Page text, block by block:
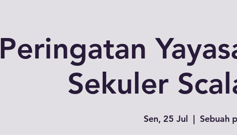
Peringatan
Sekuler
Sen, 25 Jul
  |
Sebuah